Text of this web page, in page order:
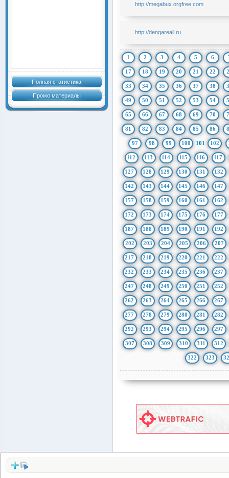
Полная статистика
Промо материалы
http://megabux.orgfree.com
http://dengareall.ru
1 2 3 4 5 6
17 18 19 20 21 22
33 34 35 36 37 38
49 50 51 52 53 54
65 66 67 68 69 70
81 82 83 84 85 86
97 98 99 100 101 102
112 113 114 115 116 117
127 128 129 130 131 132
142 143 144 145 146 147
157 158 159 160 161 162
172 173 174 175 176 177
187 188 189 190 191 192
202 203 204 205 206 207
217 218 219 220 221 222
232 233 234 235 236 237
247 248 249 250 251 252
262 263 264 265 266 267
277 278 279 280 281 282
292 293 294 295 296 297
307 308 309 310 311 312
322 323